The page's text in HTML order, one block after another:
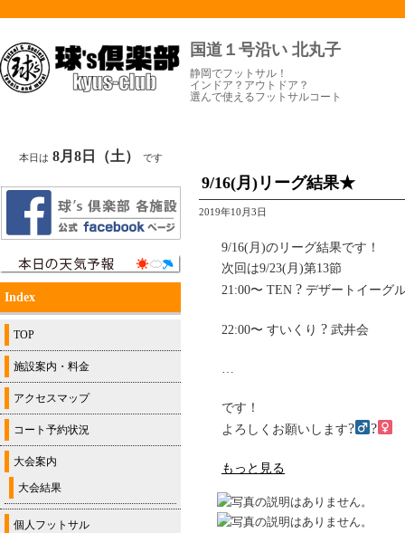
国道１号沿い 北丸子
静岡でフットサル！
インドア？アウトドア？
選んで使えるフットサルコート
9/16(月)リーグ結果★
2019年10月3日
9/16(月)のリーグ結果です！
次回は9/23(月)第13節
21:00〜 TEN ? デザートイーグ
22:00〜 すいくり ? 武井会
です！
よろしくお願いします?‍ ?‍
もっと見る
本日は 8月8日（土） です
Index
TOP
施設案内・料金
アクセスマップ
コート予約状況
大会案内
大会結果
個人フットサル